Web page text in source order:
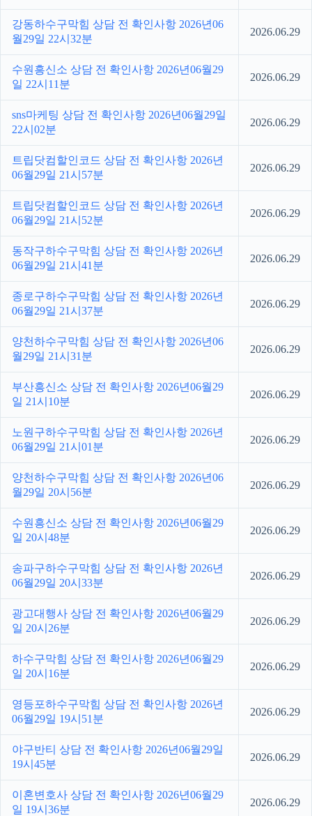
강동하수구막힘 상담 전 확인사항 2026년06
월29일 22시32분
2026.06.29
수원흥신소 상담 전 확인사항 2026년06월29
일 22시11분
2026.06.29
sns마케팅 상담 전 확인사항 2026년06월29일
22시02분
2026.06.29
트립닷컴할인코드 상담 전 확인사항 2026년
06월29일 21시57분
2026.06.29
트립닷컴할인코드 상담 전 확인사항 2026년
06월29일 21시52분
2026.06.29
동작구하수구막힘 상담 전 확인사항 2026년
06월29일 21시41분
2026.06.29
종로구하수구막힘 상담 전 확인사항 2026년
06월29일 21시37분
2026.06.29
양천하수구막힘 상담 전 확인사항 2026년06
월29일 21시31분
2026.06.29
부산흥신소 상담 전 확인사항 2026년06월29
일 21시10분
2026.06.29
노원구하수구막힘 상담 전 확인사항 2026년
06월29일 21시01분
2026.06.29
양천하수구막힘 상담 전 확인사항 2026년06
월29일 20시56분
2026.06.29
수원흥신소 상담 전 확인사항 2026년06월29
일 20시48분
2026.06.29
송파구하수구막힘 상담 전 확인사항 2026년
06월29일 20시33분
2026.06.29
광고대행사 상담 전 확인사항 2026년06월29
일 20시26분
2026.06.29
하수구막힘 상담 전 확인사항 2026년06월29
일 20시16분
2026.06.29
영등포하수구막힘 상담 전 확인사항 2026년
06월29일 19시51분
2026.06.29
야구반티 상담 전 확인사항 2026년06월29일
19시45분
2026.06.29
이혼변호사 상담 전 확인사항 2026년06월29
일 19시36분
2026.06.29